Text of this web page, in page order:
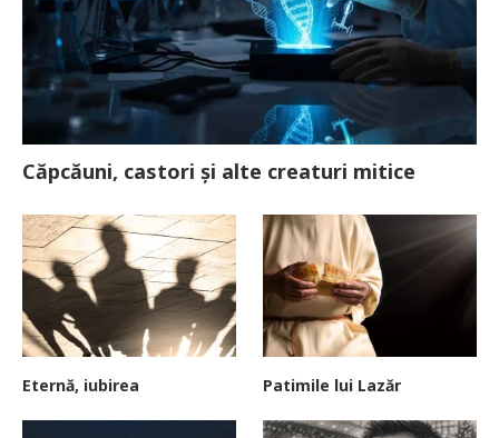
Căpcăuni, castori și alte creaturi mitice
Eternă, iubirea Patimile lui Lazăr